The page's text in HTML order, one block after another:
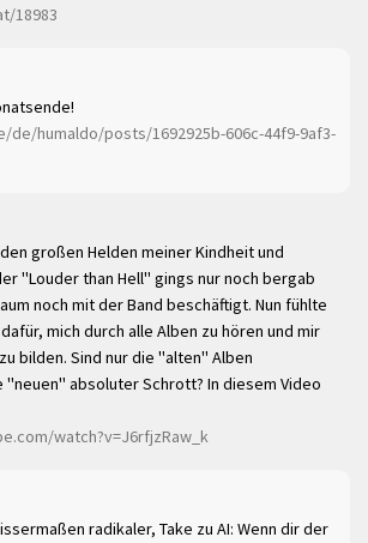
18983
humaldo/posts/1692925b-606c-44f9-9af3-
großen Helden meiner Kindheit und
"Louder than Hell" gings nur noch bergab
noch mit der Band beschäftigt. Nun fühlte
mich durch alle Alben zu hören und mir
bilden. Sind nur die "alten" Alben
"neuen" absoluter Schrott? In diesem Video
watch?v=J6rfjzRaw_k
radikaler, Take zu AI: Wenn dir der